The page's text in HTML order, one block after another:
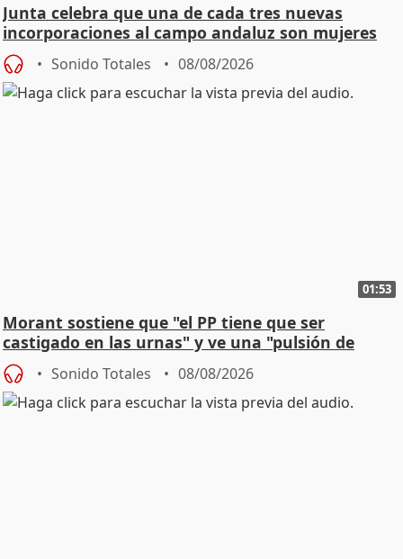
Junta celebra que una de cada tres nuevas
incorporaciones al campo andaluz son mujeres
jóvenes
Sonido Totales 08/08/2026
01:53
Morant sostiene que "el PP tiene que ser
castigado en las urnas" y ve una "pulsión de
cambio"
Sonido Totales 08/08/2026